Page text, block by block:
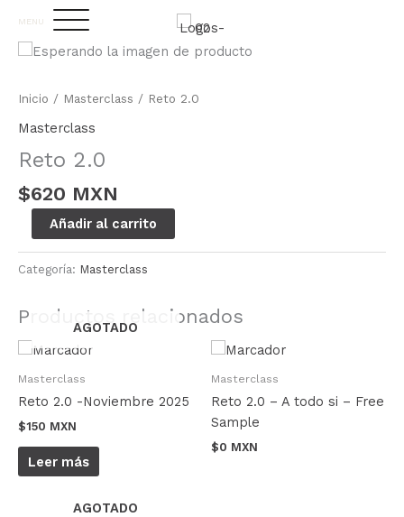
contenido
MENU
Inicio / Masterclass / Reto 2.0
Masterclass
Reto 2.0
$620 MXN
2.0
Añadir al carrito
Categoría: Masterclass
Productos relacionados
AGOTADO
Masterclass
Reto 2.0 -Noviembre 2025
$150 MXN
Leer más
Masterclass
Reto 2.0 – A todo si – Free
Sample
$0 MXN
AGOTADO